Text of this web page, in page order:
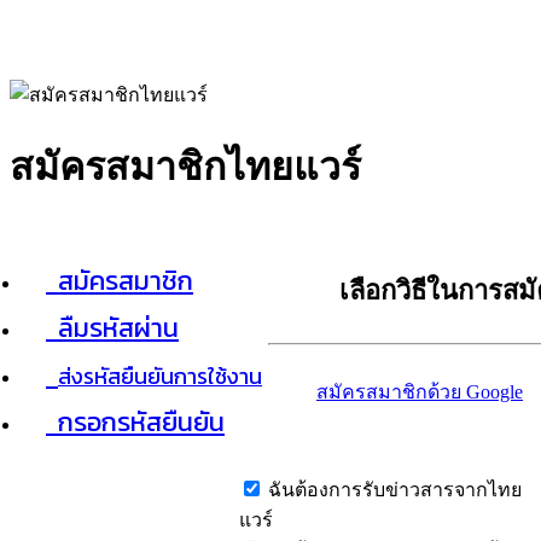
สมัครสมาชิกไทยแวร์
สมัครสมาชิก
ลืมรหัสผ่าน
ส่งรหัสยืนยันการใช้งาน
กรอกรหัสยืนยัน
เลือกวิธีในการส
สมัครสมาชิกด้วย Google
ฉันต้องการรับข่าวสารจากไทย
แวร์